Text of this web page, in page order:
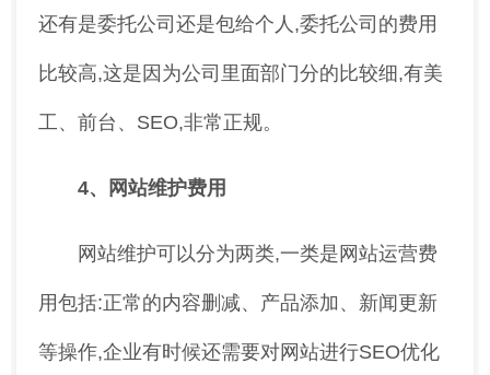
还有是委托公司还是包给个人,委托公司的费用
比较高,这是因为公司里面部门分的比较细,有美
工、前台、SEO,非常正规。
4、网站维护费用
网站维护可以分为两类,一类是网站运营费
用包括:正常的内容删减、产品添加、新闻更新
等操作,企业有时候还需要对网站进行SEO优化